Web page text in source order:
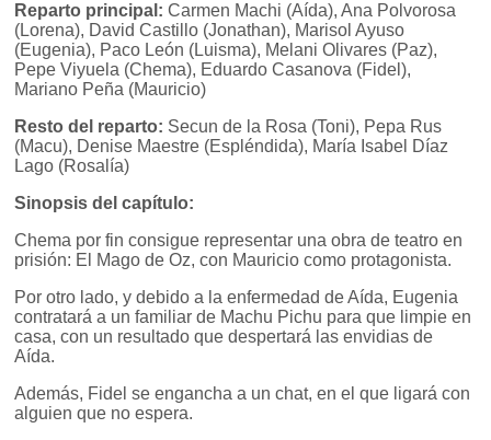
Reparto principal: Carmen Machi (Aída), Ana Polvorosa
(Lorena), David Castillo (Jonathan), Marisol Ayuso
(Eugenia), Paco León (Luisma), Melani Olivares (Paz),
Pepe Viyuela (Chema), Eduardo Casanova (Fidel),
Mariano Peña (Mauricio)
Resto del reparto: Secun de la Rosa (Toni), Pepa Rus
(Macu), Denise Maestre (Espléndida), María Isabel Díaz
Lago (Rosalía)
Sinopsis del capítulo:
Chema por fin consigue representar una obra de teatro en
prisión: El Mago de Oz, con Mauricio como protagonista.
Por otro lado, y debido a la enfermedad de Aída, Eugenia
contratará a un familiar de Machu Pichu para que limpie en
casa, con un resultado que despertará las envidias de
Aída.
Además, Fidel se engancha a un chat, en el que ligará con
alguien que no espera.